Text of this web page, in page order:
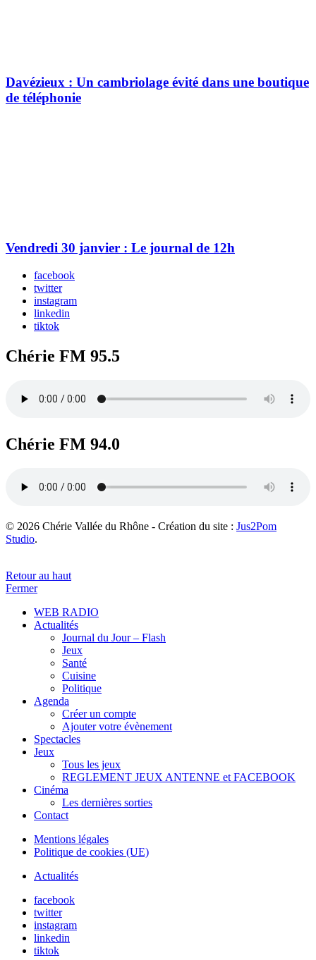
Davézieux : Un cambriolage évité dans une boutique
de téléphonie
Vendredi 30 janvier : Le journal de 12h
facebook
twitter
instagram
linkedin
tiktok
Chérie FM 95.5
Chérie FM 94.0
© 2026 Chérie Vallée du Rhône - Création du site : Jus2Pom
Studio.
Retour au haut
Fermer
WEB RADIO
Actualités
Journal du Jour – Flash
Jeux
Santé
Cuisine
Politique
Agenda
Créer un compte
Ajouter votre évènement
Spectacles
Jeux
Tous les jeux
REGLEMENT JEUX ANTENNE et FACEBOOK
Cinéma
Les dernières sorties
Contact
Mentions légales
Politique de cookies (UE)
Actualités
facebook
twitter
instagram
linkedin
tiktok